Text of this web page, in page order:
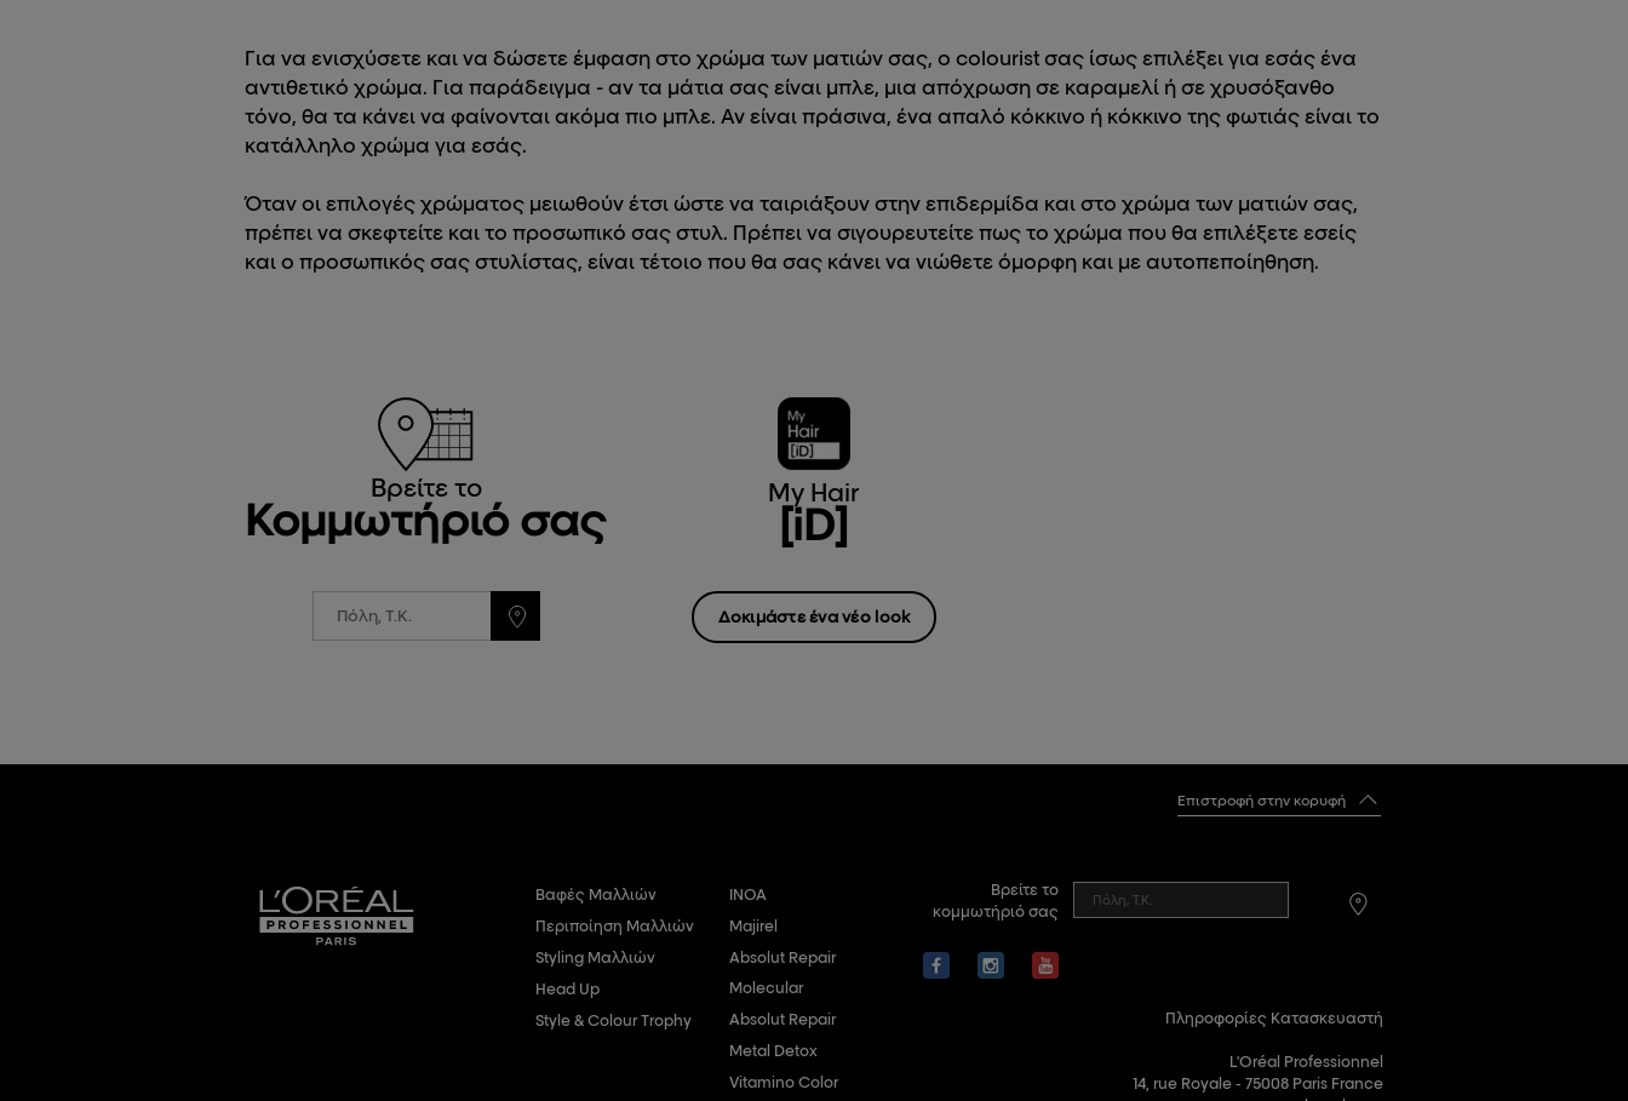
Για να ενισχύσετε και να δώσετε έμφαση στο χρώμα των ματιών σας, ο colourist σας ίσως επιλέξει για εσάς ένα
αντιθετικό χρώμα. Για παράδειγμα - αν τα μάτια σας είναι μπλε, μια απόχρωση σε καραμελί ή σε χρυσόξανθο
τόνο, θα τα κάνει να φαίνονται ακόμα πιο μπλε. Αν είναι πράσινα, ένα απαλό κόκκινο ή κόκκινο της φωτιάς είναι το
κατάλληλο χρώμα για εσάς.
Όταν οι επιλογές χρώματος μειωθούν έτσι ώστε να ταιριάξουν στην επιδερμίδα και στο χρώμα των ματιών σας,
πρέπει να σκεφτείτε και το προσωπικό σας στυλ. Πρέπει να σιγουρευτείτε πως το χρώμα που θα επιλέξετε εσείς
και ο προσωπικός σας στυλίστας, είναι τέτοιο που θα σας κάνει να νιώθετε όμορφη και με αυτοπεποίηθηση.
Βρείτε το
Κομμωτήριό σας My Hair
[iD]
Δοκιμάστε ένα νέο look
Βαφές Μαλλιών
Περιποίηση Μαλλιών
Styling Μαλλιών
Head Up
Style & Colour Trophy
INOA
Majirel
Absolut Repair
Molecular
Absolut Repair
Metal Detox
Vitamino Color
Βρείτε το
κομμωτήριό σας
Πληροφορίες Κατασκευαστή
L'Oréal Professionnel
14, rue Royale - 75008 Paris France
Επιστροφή στην κορυφή